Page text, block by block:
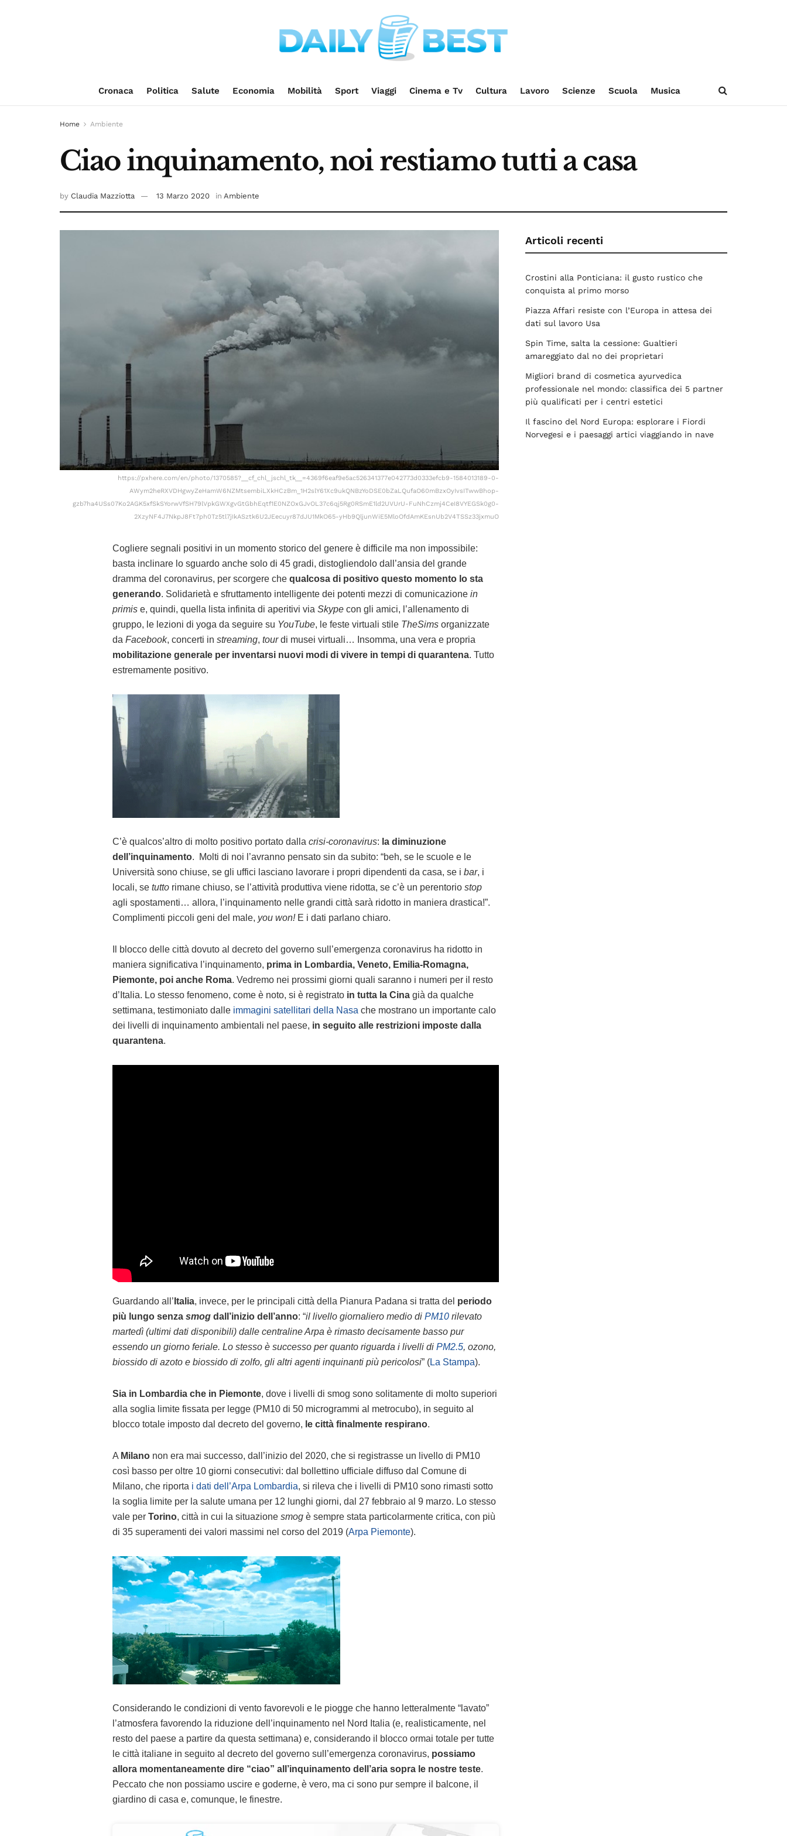
Cronaca Politica Salute Economia Mobilità Sport Viaggi Cinema e Tv Cultura Lavoro Scienze Scuola Musica
Home Ambiente
Ciao inquinamento, noi restiamo tutti a casa
by Claudia Mazziotta 13 Marzo 2020 in Ambiente
https://pxhere.com/en/photo/1370585?__cf_chl_jschl_tk__=4369f6eaf9e5ac526341377e042773d0333efcb9-1584013189-0-
AWym2heRXVDHgwyZeHamW6NZMtsembiLXkHCzBm_1H2slY61Xc9ukQNBzYoDSE0bZaLQufaO60mBzxOyIvsITwwBhop-
gzb7ha4USs07Ko2AGK5xfSkSYorwVfSH79lVpkGWXgvGtGbhEqtf1E0NZOxGJvOL37c6qj5Rg0RSmE1ld2UVUrU-FuNhCzmj4CeI8VYEGSk0g0-
2XzyNF4J7NkpJ8Ft7ph0Tz5tl7jIkASztk6U2JEecuyr87dJU1MkO65-yHb9QljunWiE5MloOfdAmKEsnUb2V4TSSz33jxmuO
Cogliere segnali positivi in un momento storico del genere è difficile ma non impossibile:
basta inclinare lo sguardo anche solo di 45 gradi, distogliendolo dall’ansia del grande
dramma del coronavirus, per scorgere che qualcosa di positivo questo momento lo sta
generando. Solidarietà e sfruttamento intelligente dei potenti mezzi di comunicazione in
primis e, quindi, quella lista infinita di aperitivi via Skype con gli amici, l’allenamento di
gruppo, le lezioni di yoga da seguire su YouTube, le feste virtuali stile TheSims organizzate
da Facebook, concerti in streaming, tourdi musei virtuali… Insomma, una vera e propria
mobilitazione generale per inventarsi nuovi modi di vivere in tempi di quarantena. Tutto
estremamente positivo.
C’è qualcos’altro di molto positivo portato dalla crisi-coronavirus: la diminuzione
dell’inquinamento. Molti di noi l’avranno pensato sin da subito: “beh, se le scuole e le
Università sono chiuse, se gli uffici lasciano lavorare i propri dipendenti da casa, se i bar, i
locali, se tutto rimane chiuso, se l’attività produttiva viene ridotta, se c’è un perentorio stop
agli spostamenti… allora, l’inquinamento nelle grandi città sarà ridotto in maniera drastica!”.
Complimenti piccoli geni del male, you won!E i dati parlano chiaro.
Il blocco delle città dovuto al decreto del governo sull’emergenza coronavirus ha ridotto in
maniera significativa l’inquinamento, prima in Lombardia, Veneto, Emilia-Romagna,
Piemonte, poi anche Roma. Vedremo nei prossimi giorni quali saranno i numeri per il resto
d’Italia. Lo stesso fenomeno, come è noto, si è registrato in tutta la Cina già da qualche
settimana, testimoniato dalle immagini satellitari della Nasa che mostrano un importante calo
dei livelli di inquinamento ambientali nel paese, in seguito alle restrizioni imposte dalla
quarantena.
Guardando all’ Italia, invece, per le principali città della Pianura Padana si tratta del periodo
più lungo senza smog dall’inizio dell’anno: “il livello giornaliero medio di PM10 rilevato
martedì (ultimi dati disponibili) dalle centraline Arpa è rimasto decisamente basso pur
essendo un giorno feriale. Lo stesso è successo per quanto riguarda i livelli di PM2.5, ozono,
biossido di azoto e biossido di zolfo, gli altri agenti inquinanti più pericolosi” (La Stampa).
Sia in Lombardia che in Piemonte, dove i livelli di smog sono solitamente di molto superiori
alla soglia limite fissata per legge (PM10 di 50 microgrammi al metrocubo), in seguito al
blocco totale imposto dal decreto del governo, le città finalmente respirano.
A Milano non era mai successo, dall’inizio del 2020, che si registrasse un livello di PM10
così basso per oltre 10 giorni consecutivi: dal bollettino ufficiale diffuso dal Comune di
Milano, che riporta i dati dell’Arpa Lombardia, si rileva che i livelli di PM10 sono rimasti sotto
la soglia limite per la salute umana per 12 lunghi giorni, dal 27 febbraio al 9 marzo. Lo stesso
vale per Torino, città in cui la situazione smog è sempre stata particolarmente critica, con più
di 35 superamenti dei valori massimi nel corso del 2019 (Arpa Piemonte).
Considerando le condizioni di vento favorevoli e le piogge che hanno letteralmente “lavato”
l’atmosfera favorendo la riduzione dell’inquinamento nel Nord Italia (e, realisticamente, nel
resto del paese a partire da questa settimana) e, considerando il blocco ormai totale per tutte
le città italiane in seguito al decreto del governo sull’emergenza coronavirus, possiamo
allora momentaneamente dire “ciao” all’inquinamento dell’aria sopra le nostre teste.
Peccato che non possiamo uscire e goderne, è vero, ma ci sono pur sempre il balcone, il
giardino di casa e, comunque, le finestre.
Articoli recenti
Crostini alla Ponticiana: il gusto rustico che
conquista al primo morso
Piazza Affari resiste con l’Europa in attesa dei
dati sul lavoro Usa
Spin Time, salta la cessione: Gualtieri
amareggiato dal no dei proprietari
Migliori brand di cosmetica ayurvedica
professionale nel mondo: classifica dei 5 partner
più qualificati per i centri estetici
Il fascino del Nord Europa: esplorare i Fiordi
Norvegesi e i paesaggi artici viaggiando in nave